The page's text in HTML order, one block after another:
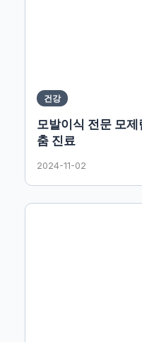
건강
모발이식 전문 모
춤 진료
2024-11-02